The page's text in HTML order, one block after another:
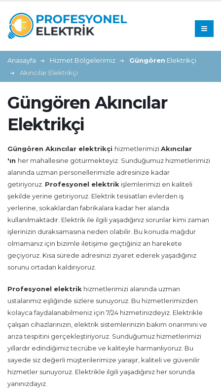
Anasayfa Hizmet Bölgelerimiz Güngören Elektrikçi
Akıncılar Elektrikçi
Güngören Akıncılar
Elektrikçi
Güngören Akıncılar elektrikçi hizmetlerimiziAkıncılar
'ın her mahallesine götürmekteyiz. Sunduğumuz hizmetlerimizi
alanında uzman personellerimizle adresinize kadar
getiriyoruz. Profesyonel elektrik işlemlerimizi en kaliteli
şekilde yerine getiriyoruz. Elektrik tesisatları evlerden iş
yerlerine, sokaklardan fabrikalara kadar her alanda
kullanılmaktadır. Elektrik ile ilgili yaşadığınız sorunlar kimi zaman
işlerinizin duraksamasına neden olabilir. Bu konuda mağdur
olmamanız için bizimle iletişime geçtiğiniz an harekete
geçiyoruz. Kısa sürede adresinizi ziyaret ederek yaşadığınız
sorunu ortadan kaldırıyoruz.
Profesyonel elektrik hizmetlerimizi alanında uzman
ustalarımız eşliğinde sizlere sunuyoruz. Bu hizmetlerimizden
kolayca faydalanabilmeniz için 7/24 hizmetinizdeyiz. Elektrikle
çalışan cihazlarınızın, elektrik sistemlerinizin bakım onarımını ve
arıza tespitini gerçekleştiriyoruz. Sunduğumuz hizmetlerimizi
yıllardır edindiğimiz tecrübe ve kaliteyle harmanlıyoruz. Bu
sayede siz değerli müşterilerimize yaraşır, kaliteli ve güvenilir
hizmetler sunuyoruz. Elektrikle ilgili yaşadığınız her sorunda
yanınızdayız.